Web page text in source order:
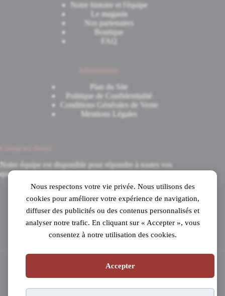
Nous respectons votre vie privée. Nous utilisons des
cookies pour améliorer votre expérience de navigation,
diffuser des publicités ou des contenus personnalisés et
analyser notre trafic. En cliquant sur « Accepter », vous
consentez à notre utilisation des cookies.
Accepter
Notre histoire et l'équipe
Le magasin
Nos partenaires
Boutique
FAQ
Plan du Site
Politique de Confidentialité
Conditions Générales de Vente
Mentions Légales
Contactez-Nous
Notre équipe est disponible pour répondre à toutes vos
questions.
8 Avenue du 8 Mai 1945
31520 Ramonville-Saint-Agne
Mardi au samedi
de 10h à 19h en continu